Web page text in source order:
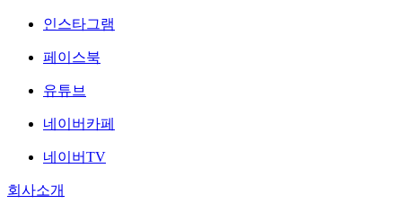
인스타그램
페이스북
유튜브
네이버카페
네이버TV
회사소개